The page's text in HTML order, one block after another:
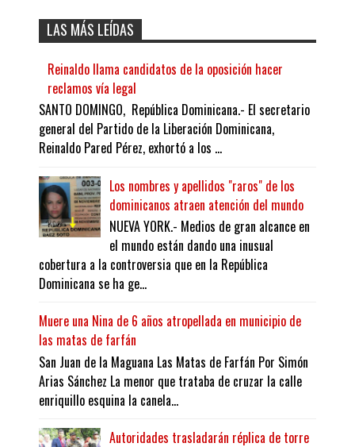
LAS MÁS LEÍDAS
Reinaldo llama candidatos de la oposición hacer
reclamos vía legal
SANTO DOMINGO, República Dominicana.- El secretario
general del Partido de la Liberación Dominicana,
Reinaldo Pared Pérez, exhortó a los ...
Los nombres y apellidos "raros" de los
dominicanos atraen atención del mundo
NUEVA YORK.- Medios de gran alcance en
el mundo están dando una inusual
cobertura a la controversia que en la República
Dominicana se ha ge...
Muere una Nina de 6 años atropellada en municipio de
las matas de farfán
San Juan de la Maguana Las Matas de Farfán Por Simón
Arias Sánchez La menor que trataba de cruzar la calle
enriquillo esquina la canela...
Autoridades trasladarán réplica de torre